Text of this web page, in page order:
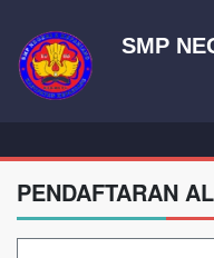
SMP
PENDAFTARAN